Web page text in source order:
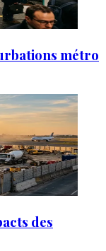
métro
des